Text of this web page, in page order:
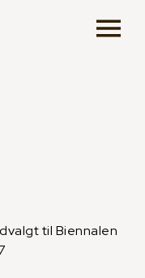
til Biennalen